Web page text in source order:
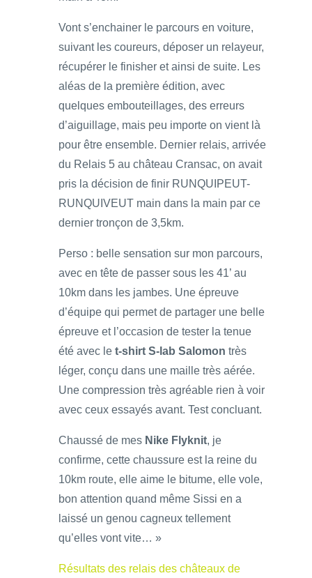
Vont s’enchainer le parcours en voiture,
suivant les coureurs, déposer un relayeur,
récupérer le finisher et ainsi de suite. Les
aléas de la première édition, avec
quelques embouteillages, des erreurs
d’aiguillage, mais peu importe on vient là
pour être ensemble. Dernier relais, arrivée
du Relais 5 au château Cransac, on avait
pris la décision de finir RUNQUIPEUT-
RUNQUIVEUT main dans la main par ce
dernier tronçon de 3,5km.
Perso : belle sensation sur mon parcours,
avec en tête de passer sous les 41’ au
10km dans les jambes. Une épreuve
d’équipe qui permet de partager une belle
épreuve et l’occasion de tester la tenue
été avec le t-shirt S-lab Salomon très
léger, conçu dans une maille très aérée.
Une compression très agréable rien à voir
avec ceux essayés avant. Test concluant.
Chaussé de mes Nike Flyknit, je
confirme, cette chaussure est la reine du
10km route, elle aime le bitume, elle vole,
bon attention quand même Sissi en a
laissé un genou cagneux tellement
qu’elles vont vite… »
Résultats des relais des châteaux de